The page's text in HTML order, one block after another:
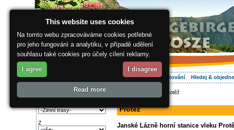
O regionu Vaše dovolená Ubytování Hledej &
Najděte si:
Z
> Protěž
Protěž
Janské Lázně horní stanice vleku
This website uses cookies
Na tomto webu zpracováváme cookies potřebné
pro jeho fungování a analytiku, v případě udělení
souhlasu také cookies pro účely cílení reklamy.
I agree I disagree
Read more